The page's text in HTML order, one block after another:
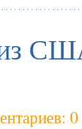
0